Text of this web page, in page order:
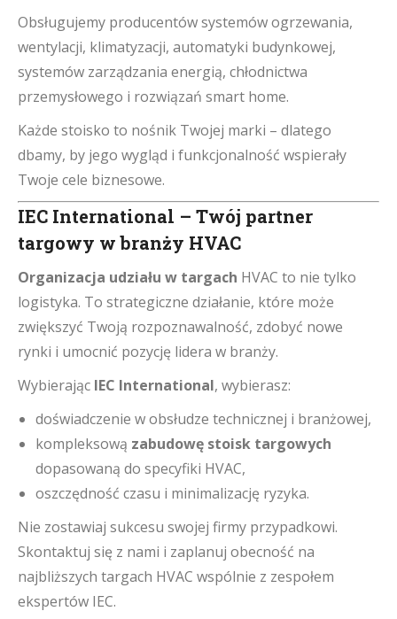
Obsługujemy producentów systemów ogrzewania,
wentylacji, klimatyzacji, automatyki budynkowej,
systemów zarządzania energią, chłodnictwa
przemysłowego i rozwiązań smart home.
Każde stoisko to nośnik Twojej marki – dlatego
dbamy, by jego wygląd i funkcjonalność wspierały
Twoje cele biznesowe.
IEC International – Twój partner
targowy w branży HVAC
Organizacja udziału w targach HVAC to nie tylko
logistyka. To strategiczne działanie, które może
zwiększyć Twoją rozpoznawalność, zdobyć nowe
rynki i umocnić pozycję lidera w branży.
Wybierając IEC International, wybierasz:
doświadczenie w obsłudze technicznej i branżowej,
kompleksową zabudowę stoisk targowych
dopasowaną do specyfiki HVAC,
oszczędność czasu i minimalizację ryzyka.
Nie zostawiaj sukcesu swojej firmy przypadkowi.
Skontaktuj się z nami i zaplanuj obecność na
najbliższych targach HVAC wspólnie z zespołem
ekspertów IEC.